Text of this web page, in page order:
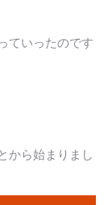
ていったのです
から始まりまし